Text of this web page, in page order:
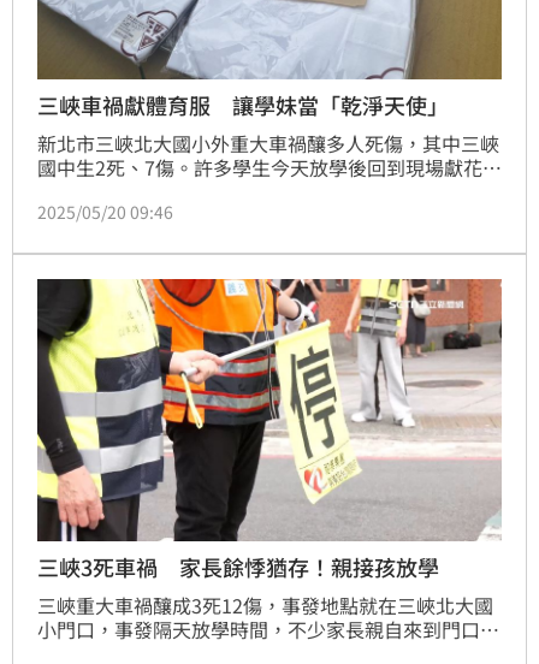
三峽車禍獻體育服 讓學妹當「乾淨天使」
新北市三峽北大國小外重大車禍釀多人死傷，其中三峽
國中生2死、7傷。許多學生今天放學後回到現場獻花、
乾乾淨淨的天使」。
2025/05/20 09:46
三峽3死車禍 家長餘悸猶存！親接孩放學
三峽重大車禍釀成3死12傷，事發地點就在三峽北大國
小門口，事發隔天放學時間，不少家長親自來到門口接